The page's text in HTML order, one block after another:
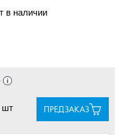
в наличии
шт ПРЕДЗАКАЗ